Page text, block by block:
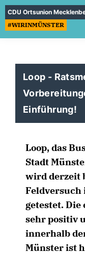
CDU Ortsunion
#WIRINMÜNSTER
Loop -
Einführung!
Loop, das
Stadt
wird derzeit
Feldversuch
getestet. Die
sehr positiv
innerhalb
Münster ist